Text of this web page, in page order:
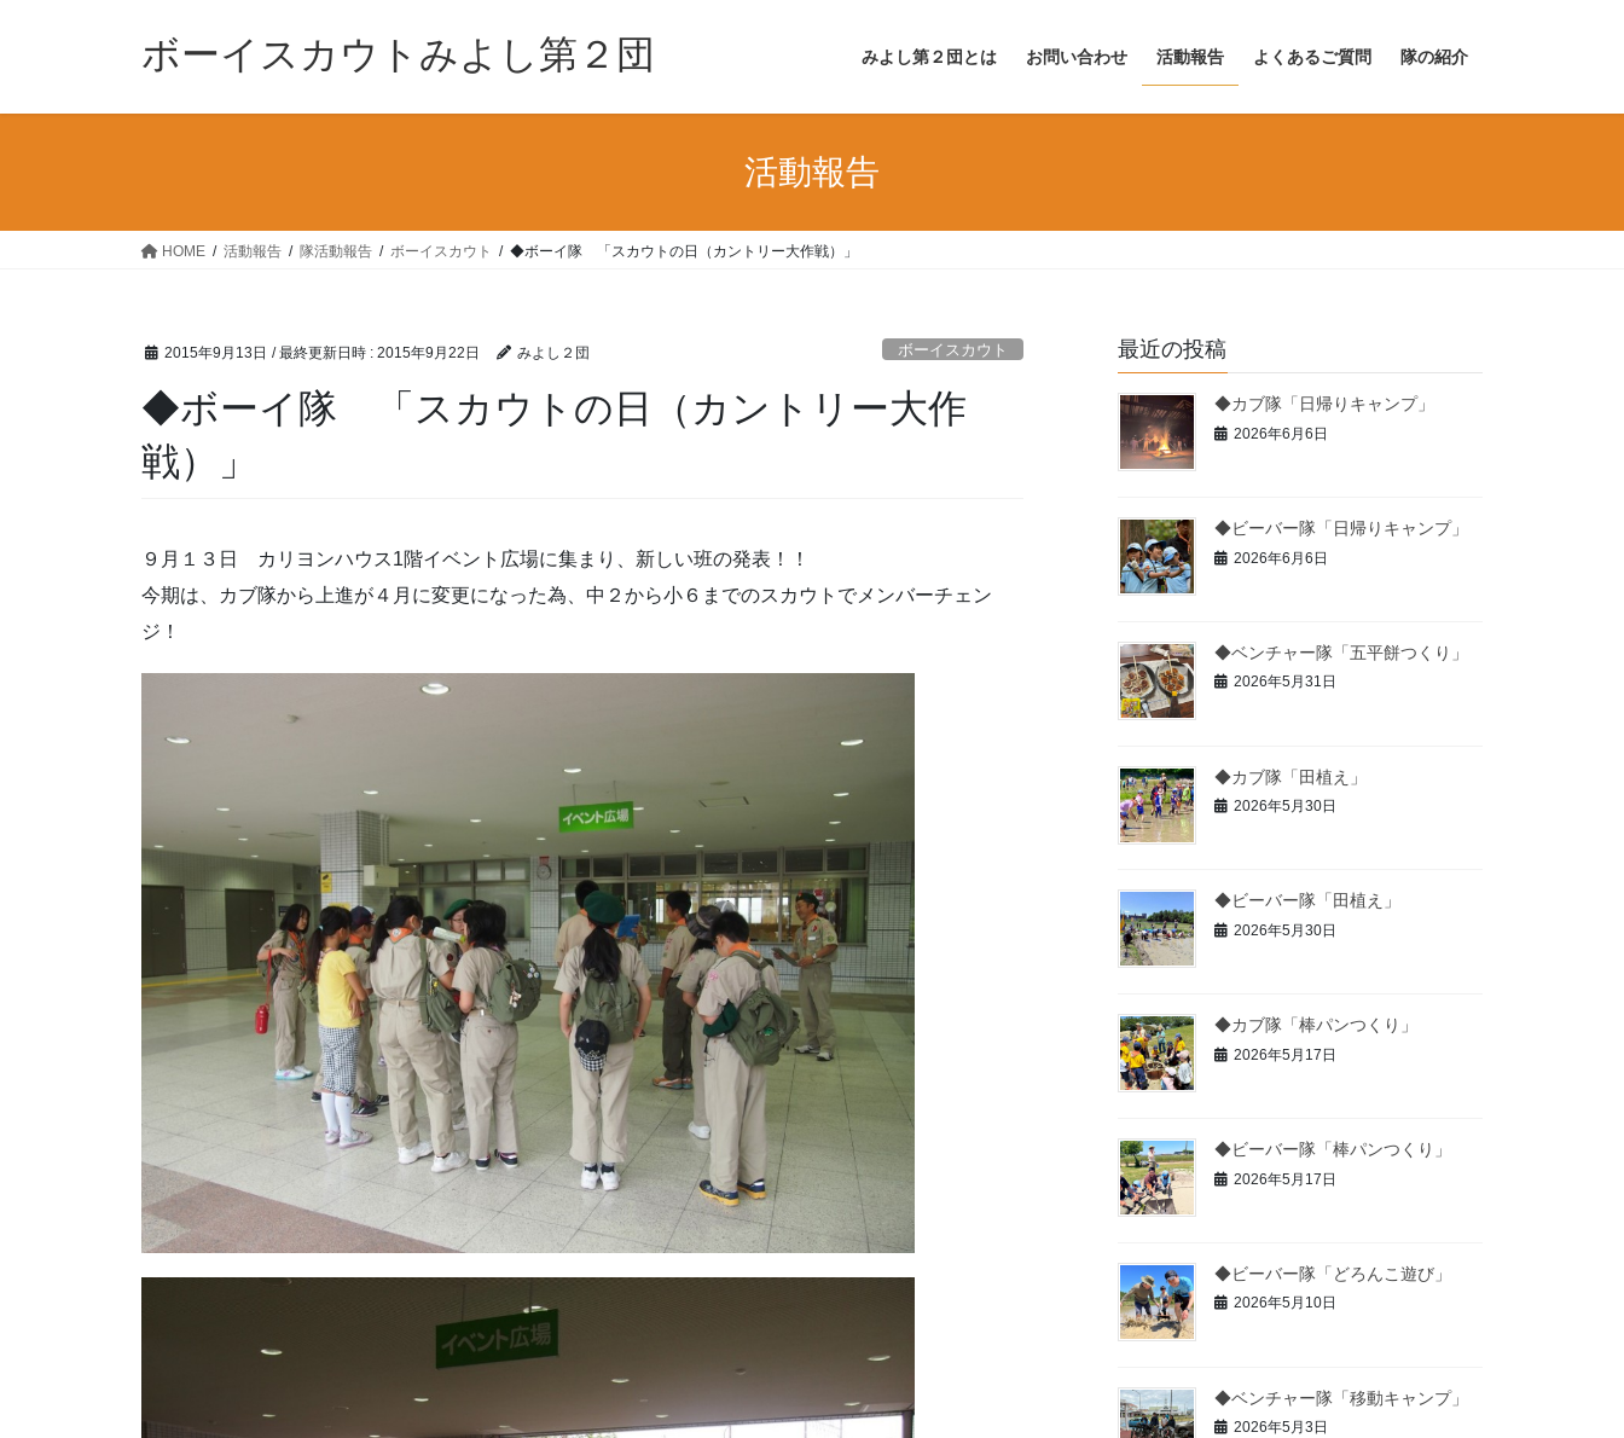
ボーイスカウトみよし第２団 みよし第２団とは お問い合わせ 活動報告 よくあるご質問 隊の紹介
活動報告
HOME 活動報告 隊活動報告 ボーイスカウト ◆ボーイ隊 「スカウトの日（カントリー大作戦）」
2015年9月13日 / 最終更新日時 : 2015年9月22日 みよし２団 ボーイスカウト
◆ボーイ隊 「スカウトの日（カントリー大作
戦）」
９月１３日 カリヨンハウス1階イベント広場に集まり、新しい班の発表！！
今期は、カブ隊から上進が４月に変更になった為、中２から小６までのスカウトでメンバーチェン
ジ！
最近の投稿
◆カブ隊「日帰りキャンプ」
2026年6月6日
◆ビーバー隊「日帰りキャンプ」
2026年6月6日
◆ベンチャー隊「五平餅つくり」
2026年5月31日
◆カブ隊「田植え」
2026年5月30日
◆ビーバー隊「田植え」
2026年5月30日
◆カブ隊「棒パンつくり」
2026年5月17日
◆ビーバー隊「棒パンつくり」
2026年5月17日
◆ビーバー隊「どろんこ遊び」
2026年5月10日
◆ベンチャー隊「移動キャンプ」
2026年5月3日